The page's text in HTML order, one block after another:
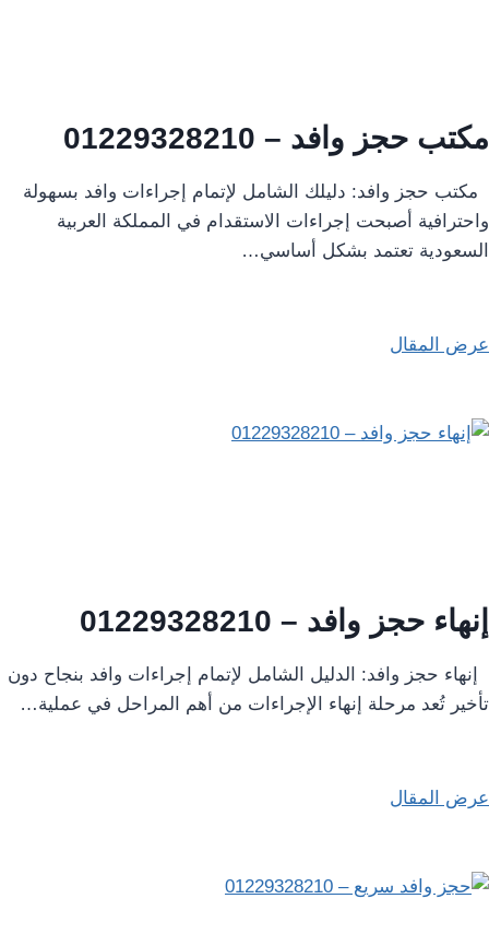
مكتب حجز وافد – 01229328210
مكتب حجز وافد: دليلك الشامل لإتمام إجراءات وافد بسهولة
واحترافية أصبحت إجراءات الاستقدام في المملكة العربية
السعودية تعتمد بشكل أساسي…
عرض المقال
إنهاء حجز وافد – 01229328210
إنهاء حجز وافد: الدليل الشامل لإتمام إجراءات وافد بنجاح دون
تأخير تُعد مرحلة إنهاء الإجراءات من أهم المراحل في عملية…
عرض المقال